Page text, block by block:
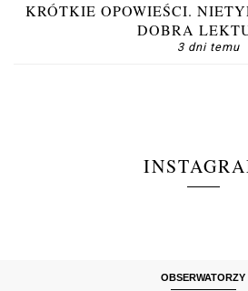
KRÓTKIE OPOWIEŚCI.
DOBRA
3 dni temu
OBSERWATORZY